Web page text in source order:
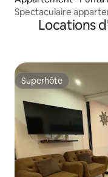
Spectaculaire
Locations
Superhôte
Superhôte